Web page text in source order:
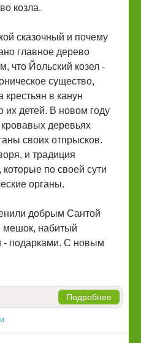
козла.
сказочный и почему
главное дерево
что Йольский козел -
существо,
в канун
их детей. В новом году
деревьях
своих отпрысков.
и традиция
по своей сути
органы.
добрым Сантой
мешок, набитый
- подарками. С новым
Подробнее